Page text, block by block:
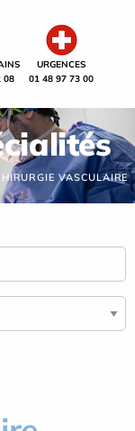
08
URGENCES
01 48 97 73 00
VASCULAIRE